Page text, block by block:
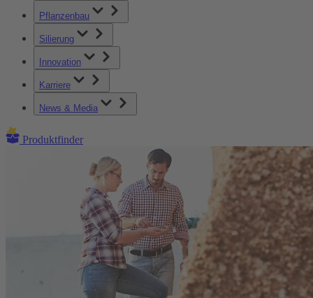
Pflanzenbau
Silierung
Innovation
Karriere
News & Media
Produktfinder